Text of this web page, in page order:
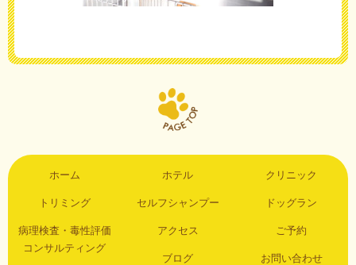
ホーム ホテル クリニック
トリミング セルフシャンプー ドッグラン
病理検査・毒性評価
コンサルティング
アクセス ご予約
ブログ お問い合わせ